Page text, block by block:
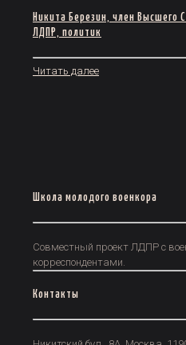
Никита Березин, член Высшего
ЛДПР, политик
Читать далее
Школа молодого военкора
Совместный проект ЛДПР с
корреспондентами.
Контакты